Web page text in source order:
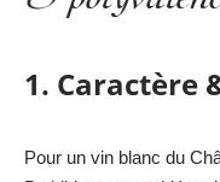
1. Caractère
Pour un vin blanc du